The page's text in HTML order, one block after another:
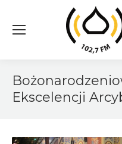
Ekscelencji